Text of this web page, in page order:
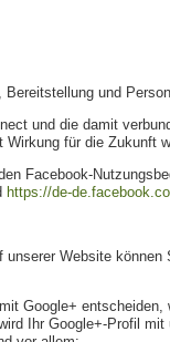
Bereitstellung und
und die damit
für die Zukunft
Facebook-
https://de-
Website
Google+
Ihr Google+-Profil